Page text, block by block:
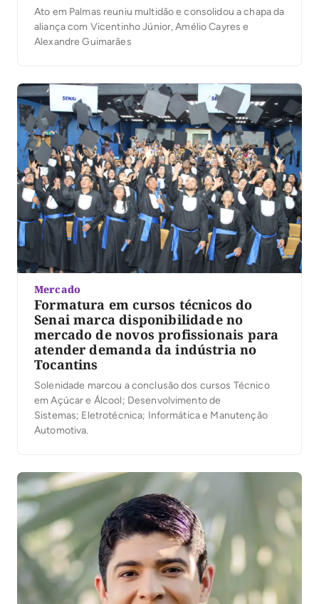
Ato em Palmas reuniu multidão e consolidou a chapa da
aliança com Vicentinho Júnior, Amélio Cayres e
Alexandre Guimarães
Mercado
Formatura em cursos técnicos do
Senai marca disponibilidade no
mercado de novos profissionais para
atender demanda da indústria no
Tocantins
Solenidade marcou a conclusão dos cursos Técnico
em Açúcar e Álcool; Desenvolvimento de
Sistemas; Eletrotécnica; Informática e Manutenção
Automotiva.